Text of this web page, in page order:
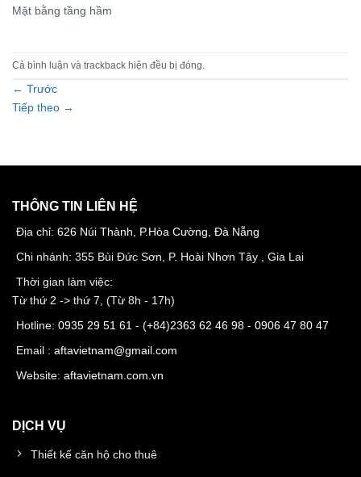
Mặt bằng tầng hầm
Cả bình luận và trackback hiện đều bị đóng.
← Trước
Tiếp theo →
THÔNG TIN LIÊN HỆ
Địa chỉ: 626 Núi Thành, P.Hòa Cường, Đà Nẵng
Chi nhánh: 355 Bùi Đức Sơn, P. Hoài Nhơn Tây , Gia Lai
Thời gian làm việc:
Từ thứ 2 -> thứ 7, (Từ 8h - 17h)
Hotline: 0935 29 51 61 - (+84)2363 62 46 98 - 0906 47 80 47
Email : aftavietnam@gmail.com
Website: aftavietnam.com.vn
DỊCH VỤ
Thiết kế căn hộ cho thuê